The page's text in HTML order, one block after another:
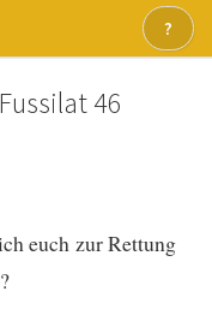
?
46
euch zur Rettung